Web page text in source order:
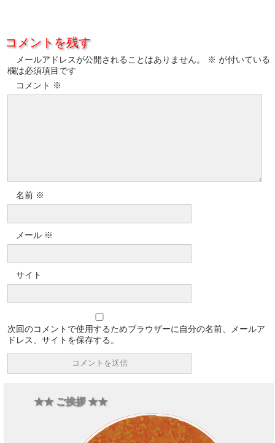
コメントを残す
メールアドレスが公開されることはありません。 ※ が付いている
欄は必須項目です
コメント ※
名前 ※
メール ※
サイト
次回のコメントで使用するためブラウザーに自分の名前、メールア
ドレス、サイトを保存する。
★★ ご挨拶 ★★